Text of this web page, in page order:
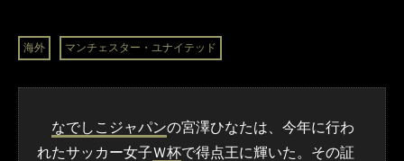
海外 マンチェスター・ユナイテッド
なでしこジャパンの宮澤ひなたは、今年に行わ
れたサッカー女子Ｗ杯で得点王に輝いた。その証